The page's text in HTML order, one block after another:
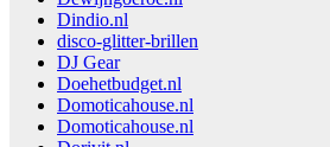
Dindio.nl
disco-glitter-brillen
DJ Gear
Doehetbudget.nl
Domoticahouse.nl
Domoticahouse.nl